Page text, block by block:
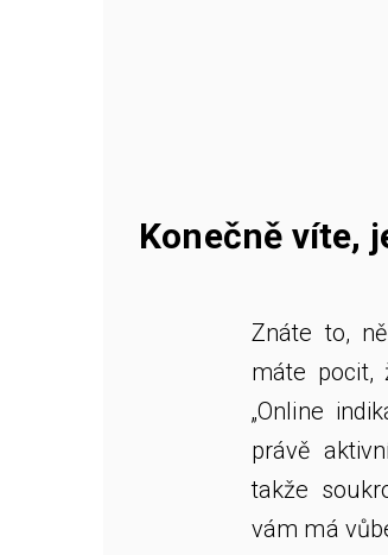
Konečně víte,
Znáte to,
máte pocit,
„Online
právě
takže
vám má